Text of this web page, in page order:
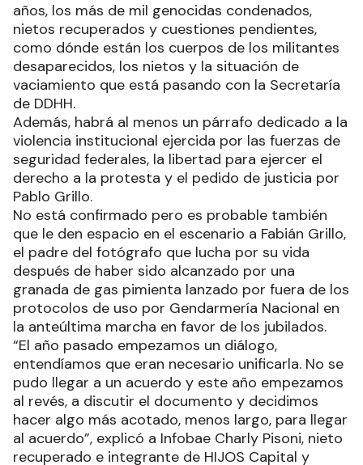
años, los más de mil genocidas condenados,
nietos recuperados y cuestiones pendientes,
como dónde están los cuerpos de los militantes
desaparecidos, los nietos y la situación de
vaciamiento que está pasando con la Secretaría
de DDHH.
Además, habrá al menos un párrafo dedicado a la
violencia institucional ejercida por las fuerzas de
seguridad federales, la libertad para ejercer el
derecho a la protesta y el pedido de justicia por
Pablo Grillo.
No está confirmado pero es probable también
que le den espacio en el escenario a Fabián Grillo,
el padre del fotógrafo que lucha por su vida
después de haber sido alcanzado por una
granada de gas pimienta lanzado por fuera de los
protocolos de uso por Gendarmería Nacional en
la anteúltima marcha en favor de los jubilados.
“El año pasado empezamos un diálogo,
entendíamos que eran necesario unificarla. No se
pudo llegar a un acuerdo y este año empezamos
al revés, a discutir el documento y decidimos
hacer algo más acotado, menos largo, para llegar
al acuerdo”, explicó a Infobae Charly Pisoni, nieto
recuperado e integrante de HIJOS Capital y